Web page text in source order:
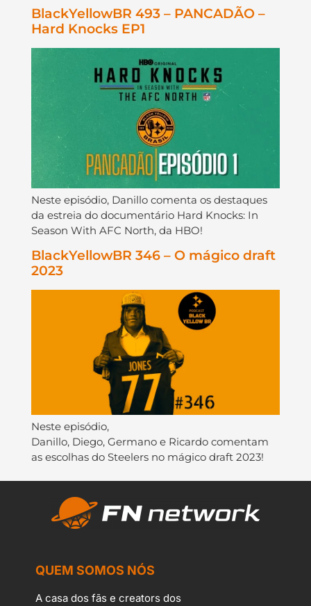
BlackYellowBR 493 – PANCADÃO –
Hard Knocks EP1
Neste episódio, Danillo comenta os destaques
da estreia do documentário Hard Knocks: In
Season With AFC North, da HBO!
BlackYellowBR 346 – O mágico draft
2023
Neste episódio,
Danillo, Diego, Germano e Ricardo comentam
as escolhas do Steelers no mágico draft 2023!
QUEM SOMOS NÓS
A casa dos fãs e creators dos